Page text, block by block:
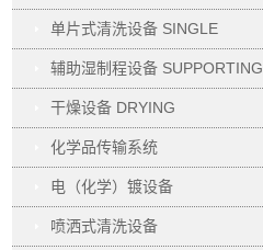
单片式清洗设备 SINGLE
WAFER PROCESSING
辅助湿制程设备 SUPPORTING
干燥设备 DRYING
化学品传输系统
电（化学）镀设备
ELECTROPLATING
喷洒式清洗设备